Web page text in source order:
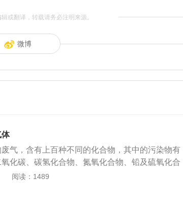
或翻译，转载请务必注明来源。
微博
体
气，含有上百种不同的化合物，其中的污染物有
化碳、碳氢化合物、氮氧化合物、铅及硫氧化合
害，其对于温室气体浓度增加的“贡献”不容忽
尾气污染的防治可以从三个方面入手：一是改进
阅读：1489